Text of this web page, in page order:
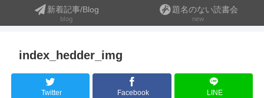
新着記事/Blog
blog
題名のない読書会
new
index_hedder_img
Twitter Facebook
LINE